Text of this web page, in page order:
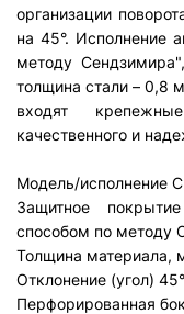
организации
на 45°. Исполнение
методу
толщина стали – 0,8
входят
качественного и
Модель/исполнение С
Защитное
способом по методу
Толщина материала,
Отклонение (угол) 45°
Перфорированная